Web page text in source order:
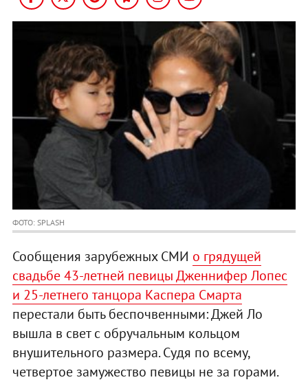
ФОТО: SPLASH
Сообщения зарубежных СМИ о грядущей
свадьбе 43-летней певицы Дженнифер Лопес
и 25-летнего танцора Каспера Смарта
перестали быть беспочвенными: Джей Ло
вышла в свет с обручальным кольцом
внушительного размера. Судя по всему,
четвертое замужество певицы не за горами.